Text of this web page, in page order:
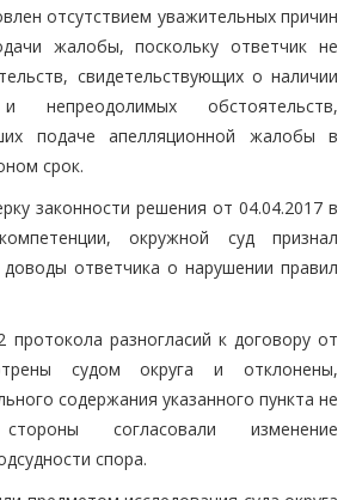
отсутствием уважительных причин
жалобы, поскольку ответчик не
свидетельствующих о наличии
непреодолимых обстоятельств,
подаче апелляционной жалобы в
срок.
законности решения от 04.04.2017 в
окружной суд признал
ответчика о нарушении правил
протокола разногласий к договору от
судом округа и отклонены,
содержания указанного пункта не
согласовали изменение
спора.